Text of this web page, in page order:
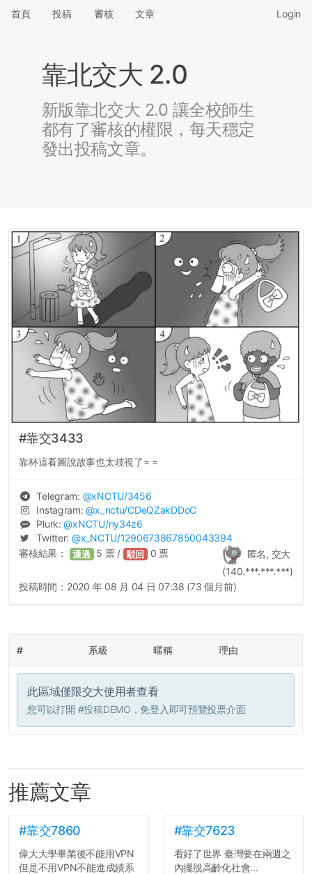
首頁 投稿 審核 文章 Login
靠北交大 2.0
新版靠北交大 2.0 讓全校師生
都有了審核的權限，每天穩定
發出投稿文章。
#靠交3433
靠杯這看圖說故事也太歧視了= =
Telegram: @xNCTU/3456
Instagram:@x_nctu/CDeQZakDDoC
Plurk:@xNCTU/ny34z6
Twitter: @x_NCTU/1290673867850043394
匿名, 交大
(140.***.***.***)
審核結果： 通過 5 票 / 駁回 0 票
投稿時間： 2020 年 08 月 04 日 07:38 (73 個月前)
# 系級 暱稱 理由
此區域僅限交大使用者查看
您可以打開 #投稿DEMO ，免登入即可預覽投票介面
推薦文章
#靠交7860
偉大大學畢業後不能用VPN
但是不用VPN不能進成績系
#靠交7623
看好了世界 臺灣要在兩週之
內擺脫高齡化社會...